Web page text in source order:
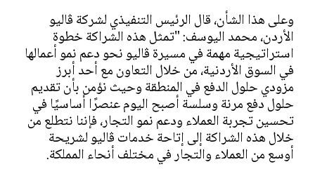
وعلى هذا الشأن، قال الرئيس التنفيذي لشركة ڤاليو
الأردن، محمد اليوسف: "تمثل هذه الشراكة خطوة
استراتيجية مهمة في مسيرة ڤاليو نحو دعم نمو أعمالها
في السوق الأردنية، من خلال التعاون مع أحد أبرز
مزودي حلول الدفع في المنطقة وحيث نؤمن بأن تقديم
حلول دفع مرنة وسلسة أصبح اليوم عنصرًا أساسيًا في
تحسين تجربة العملاء ودعم نمو التجار، فإننا نتطلع من
خلال هذه الشراكة إلى إتاحة خدمات ڤاليو لشريحة
أوسع من العملاء والتجار في مختلف أنحاء المملكة.